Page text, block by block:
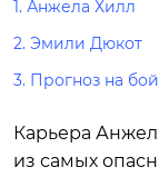
1. Анжела Хилл
2. Эмили Дюкот
3. Прогноз на бой
Карьера
из самых